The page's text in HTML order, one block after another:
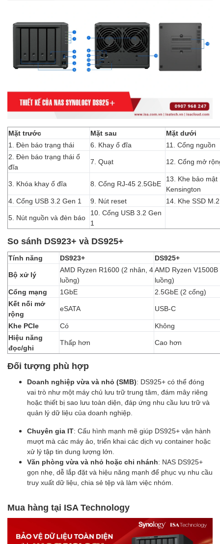
Mặt trước Mặt sau
Mặt dưới
1. Đèn báo trạng thái
6. Khay ổ đĩa
11. Cổng nguồn
2. Đèn báo trạng thái ổ
đĩa
7. Quạt 12. Cổng mở
3. Khóa khay ổ đĩa 8. Cổng RJ-45 2.5GbE
13. Khe bảo mật
Kensington
4. Cổng USB 3.2 Gen 1
9. Nút reset
14. Khe SSD
5. Nút nguồn và đèn báo
10. Cổng USB 3.2 Gen
1
So sánh DS923+ và DS925+
Tính năng DS923+
DS925+
Bộ xử lý
AMD Ryzen R1600 (2 nhân, 4
luồng)
AMD Ryzen
luồng)
Cổng mạng
1GbE
2.5GbE (2 cổng)
Kết nối mở
rộng
eSATA USB-C
Khe PCIe Có
Không
Hiệu năng
đọc/ghi
Thấp hơn Cao hơn
Đối tượng phù hợp
Doanh nghiệp vừa và nhỏ (SMB): DS925+ có thể đóng
vai trò như một máy chủ lưu trữ trung tâm, đám mây riêng
hoặc thiết bị sao lưu toàn diện, đáp ứng nhu cầu lưu trữ và
quản lý dữ liệu của doanh nghiệp.
Chuyên gia IT: Cấu hình mạnh mẽ giúp DS925+ vận hành
mượt mà các máy ảo, triển khai các dịch vụ container hoặc
xử lý tập tin dung lượng lớn.
Văn phòng vừa và nhỏ hoặc chi nhánh: NAS DS925+
gọn nhẹ, dễ lắp đặt và hiệu năng mạnh để phục vụ nhu cầu
truy xuất dữ liệu, chia sẻ tệp và làm việc nhóm.
Mua hàng tại ISA Technology